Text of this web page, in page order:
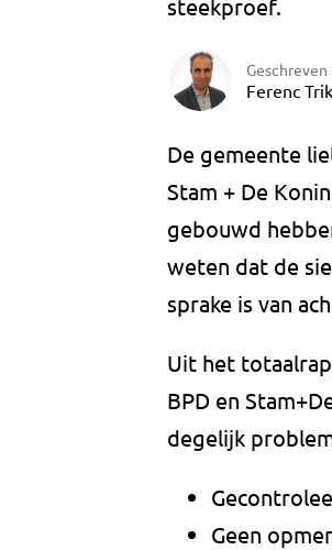
steekproef.
Ferenc
De gemeente
Stam + De
gebouwd
weten dat de
sprake is van
Uit het
BPD en
degelijk
Geen